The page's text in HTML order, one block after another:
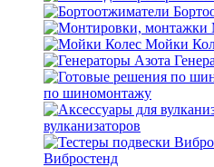
Мойки
по шиномонтажу
вулканизаторов
Вибростенд